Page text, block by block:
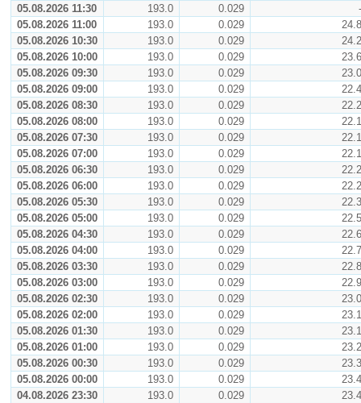
05.08.2026 11:30
193.0 0.029
-
05.08.2026 11:00
193.0 0.029
24.8
05.08.2026 10:30
193.0 0.029
24.2
05.08.2026 10:00
193.0 0.029
23.6
05.08.2026 09:30
193.0 0.029
23.0
05.08.2026 09:00
193.0 0.029
22.4
05.08.2026 08:30
193.0 0.029
22.2
05.08.2026 08:00
193.0 0.029
22.1
05.08.2026 07:30
193.0 0.029
22.1
05.08.2026 07:00
193.0 0.029
22.1
05.08.2026 06:30
193.0 0.029
22.2
05.08.2026 06:00
193.0 0.029
22.2
05.08.2026 05:30
193.0 0.029
22.3
05.08.2026 05:00
193.0 0.029
22.5
05.08.2026 04:30
193.0 0.029
22.6
05.08.2026 04:00
193.0 0.029
22.7
05.08.2026 03:30
193.0 0.029
22.8
05.08.2026 03:00
193.0 0.029
22.9
05.08.2026 02:30
193.0 0.029
23.0
05.08.2026 02:00
193.0 0.029
23.1
05.08.2026 01:30
193.0 0.029
23.1
05.08.2026 01:00
193.0 0.029
23.2
05.08.2026 00:30
193.0 0.029
23.3
05.08.2026 00:00
193.0 0.029
23.4
04.08.2026 23:30
193.0 0.029
23.4